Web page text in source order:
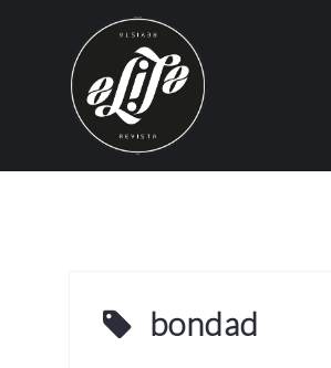
bondad